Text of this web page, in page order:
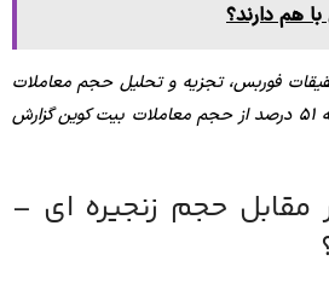
هم دارند؟
فوربس، تجزیه و تحلیل حجم معاملات
157 صرافی رمزارز نشان داد که 51 درصد از حجم معاملات بیت کوین گزارش
مقابل حجم زنجیره ای –